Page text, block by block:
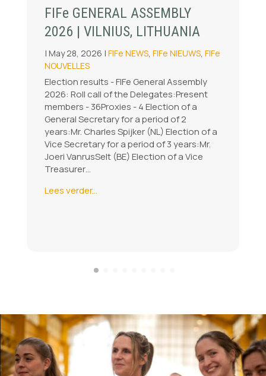
FIFe GENERAL ASSEMBLY
2026 | VILNIUS, LITHUANIA
| May 28, 2026 | FIFe NEWS, FIFe NIEUWS, FIFe
NOUVELLES
Election results - FIFe General Assembly
2026: Roll call of the Delegates:Present
members - 36Proxies - 4 Election of a
General Secretary for a period of 2
years:Mr. Charles Spijker (NL) Election of a
Vice Secretary for a period of 3 years:Mr.
Joeri VanrusSelt (BE) Election of a Vice
Treasurer…
Lees verder...